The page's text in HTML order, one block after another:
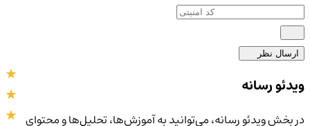
ارسال نظر
ویدئو رسانه
در بخش ویدئو رسانه، می‌توانید به آموزش‌ها، تحلیل‌ها و محتوای